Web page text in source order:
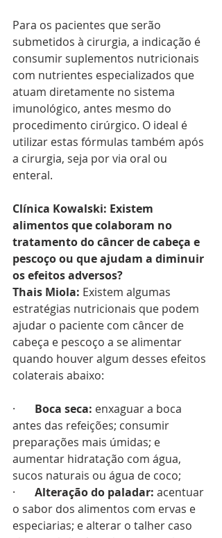
Para os pacientes que serão
submetidos à cirurgia, a indicação é
consumir suplementos nutricionais
com nutrientes especializados que
atuam diretamente no sistema
imunológico, antes mesmo do
procedimento cirúrgico. O ideal é
utilizar estas fórmulas também após
a cirurgia, seja por via oral ou
enteral.
Clínica Kowalski: Existem
alimentos que colaboram no
tratamento do câncer de cabeça e
pescoço ou que ajudam a diminuir
os efeitos adversos?
Thais Miola: Existem algumas
estratégias nutricionais que podem
ajudar o paciente com câncer de
cabeça e pescoço a se alimentar
quando houver algum desses efeitos
colaterais abaixo:
· Boca seca: enxaguar a boca
antes das refeições; consumir
preparações mais úmidas; e
aumentar hidratação com água,
sucos naturais ou água de coco;
· Alteração do paladar: acentuar
o sabor dos alimentos com ervas e
especiarias; e alterar o talher caso